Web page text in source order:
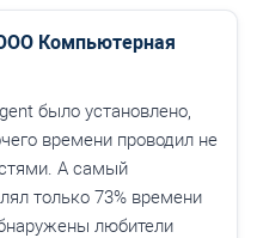
Компьютерная
было установлено,
времени проводил не
А самый
только 73% времени
любители